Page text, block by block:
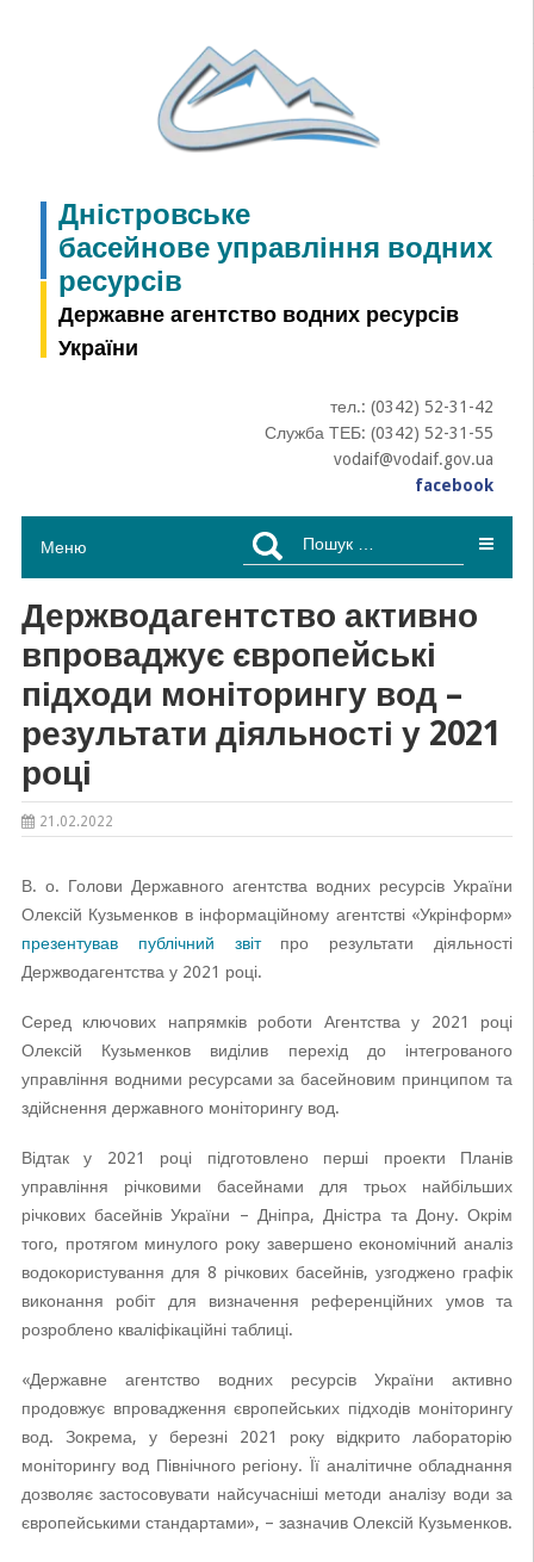
Дністровське
басейнове управління водних
ресурсів
Державне агентство водних ресурсів
України
тел.: (0342) 52-31-42
Служба ТЕБ: (0342) 52-31-55
vodaif@vodaif.gov.ua
facebook
Меню
Пошук:
Держводагентство активно
впроваджує європейські
підходи моніторингу вод –
результати діяльності у 2021
році
21.02.2022
В. о. Голови Державного агентства водних ресурсів України
Олексій Кузьменков в інформаційному агентстві «Укрінформ»
презентував публічний звітпро результати діяльності
Держводагентства у 2021 році.
Серед ключових напрямків роботи Агентства у 2021 році
Олексій Кузьменков виділив перехід до інтегрованого
управління водними ресурсами за басейновим принципом та
здійснення державного моніторингу вод.
Відтак у 2021 році підготовлено перші проекти Планів
управління річковими басейнами для трьох найбільших
річкових басейнів України – Дніпра, Дністра та Дону. Окрім
того, протягом минулого року завершено економічний аналіз
водокористування для 8 річкових басейнів, узгоджено графік
виконання робіт для визначення референційних умов та
розроблено кваліфікаційні таблиці.
«Державне агентство водних ресурсів України активно
продовжує впровадження європейських підходів моніторингу
вод. Зокрема, у березні 2021 року відкрито лабораторію
моніторингу вод Північного регіону. Її аналітичне обладнання
дозволяє застосовувати найсучасніші методи аналізу води за
європейськими стандартами», – зазначив Олексій Кузьменков.